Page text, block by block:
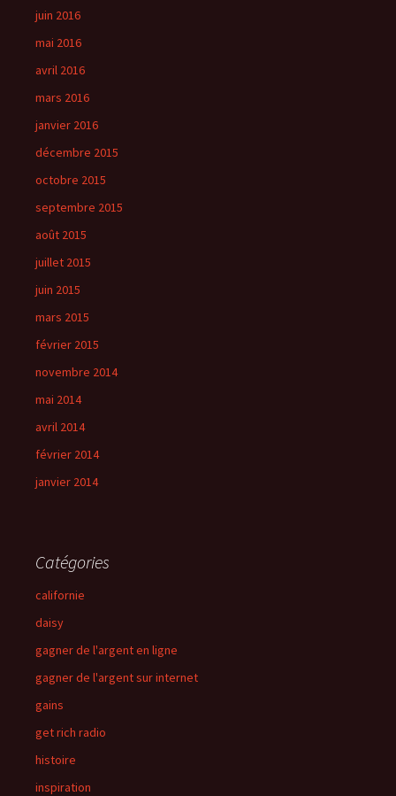
juin 2016
mai 2016
avril 2016
mars 2016
janvier 2016
décembre 2015
octobre 2015
septembre 2015
août 2015
juillet 2015
juin 2015
mars 2015
février 2015
novembre 2014
mai 2014
avril 2014
février 2014
janvier 2014
Catégories
californie
daisy
gagner de l'argent en ligne
gagner de l'argent sur internet
gains
get rich radio
histoire
inspiration